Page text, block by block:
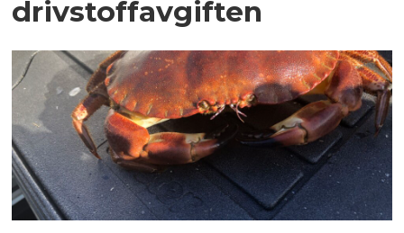
drivstoffavgiften